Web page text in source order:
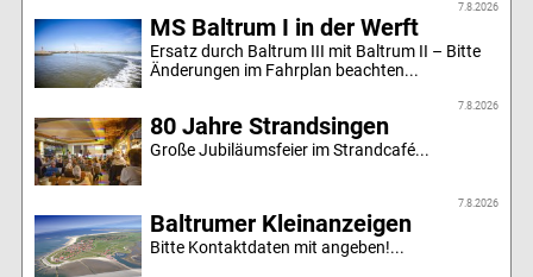
7.8.2026
MS Baltrum I in der Werft
Ersatz durch Baltrum III mit Baltrum II – Bitte
Änderungen im Fahrplan beachten...
7.8.2026
80 Jahre Strandsingen
Große Jubiläumsfeier im Strandcafé...
7.8.2026
Baltrumer Kleinanzeigen
Bitte Kontaktdaten mit angeben!...